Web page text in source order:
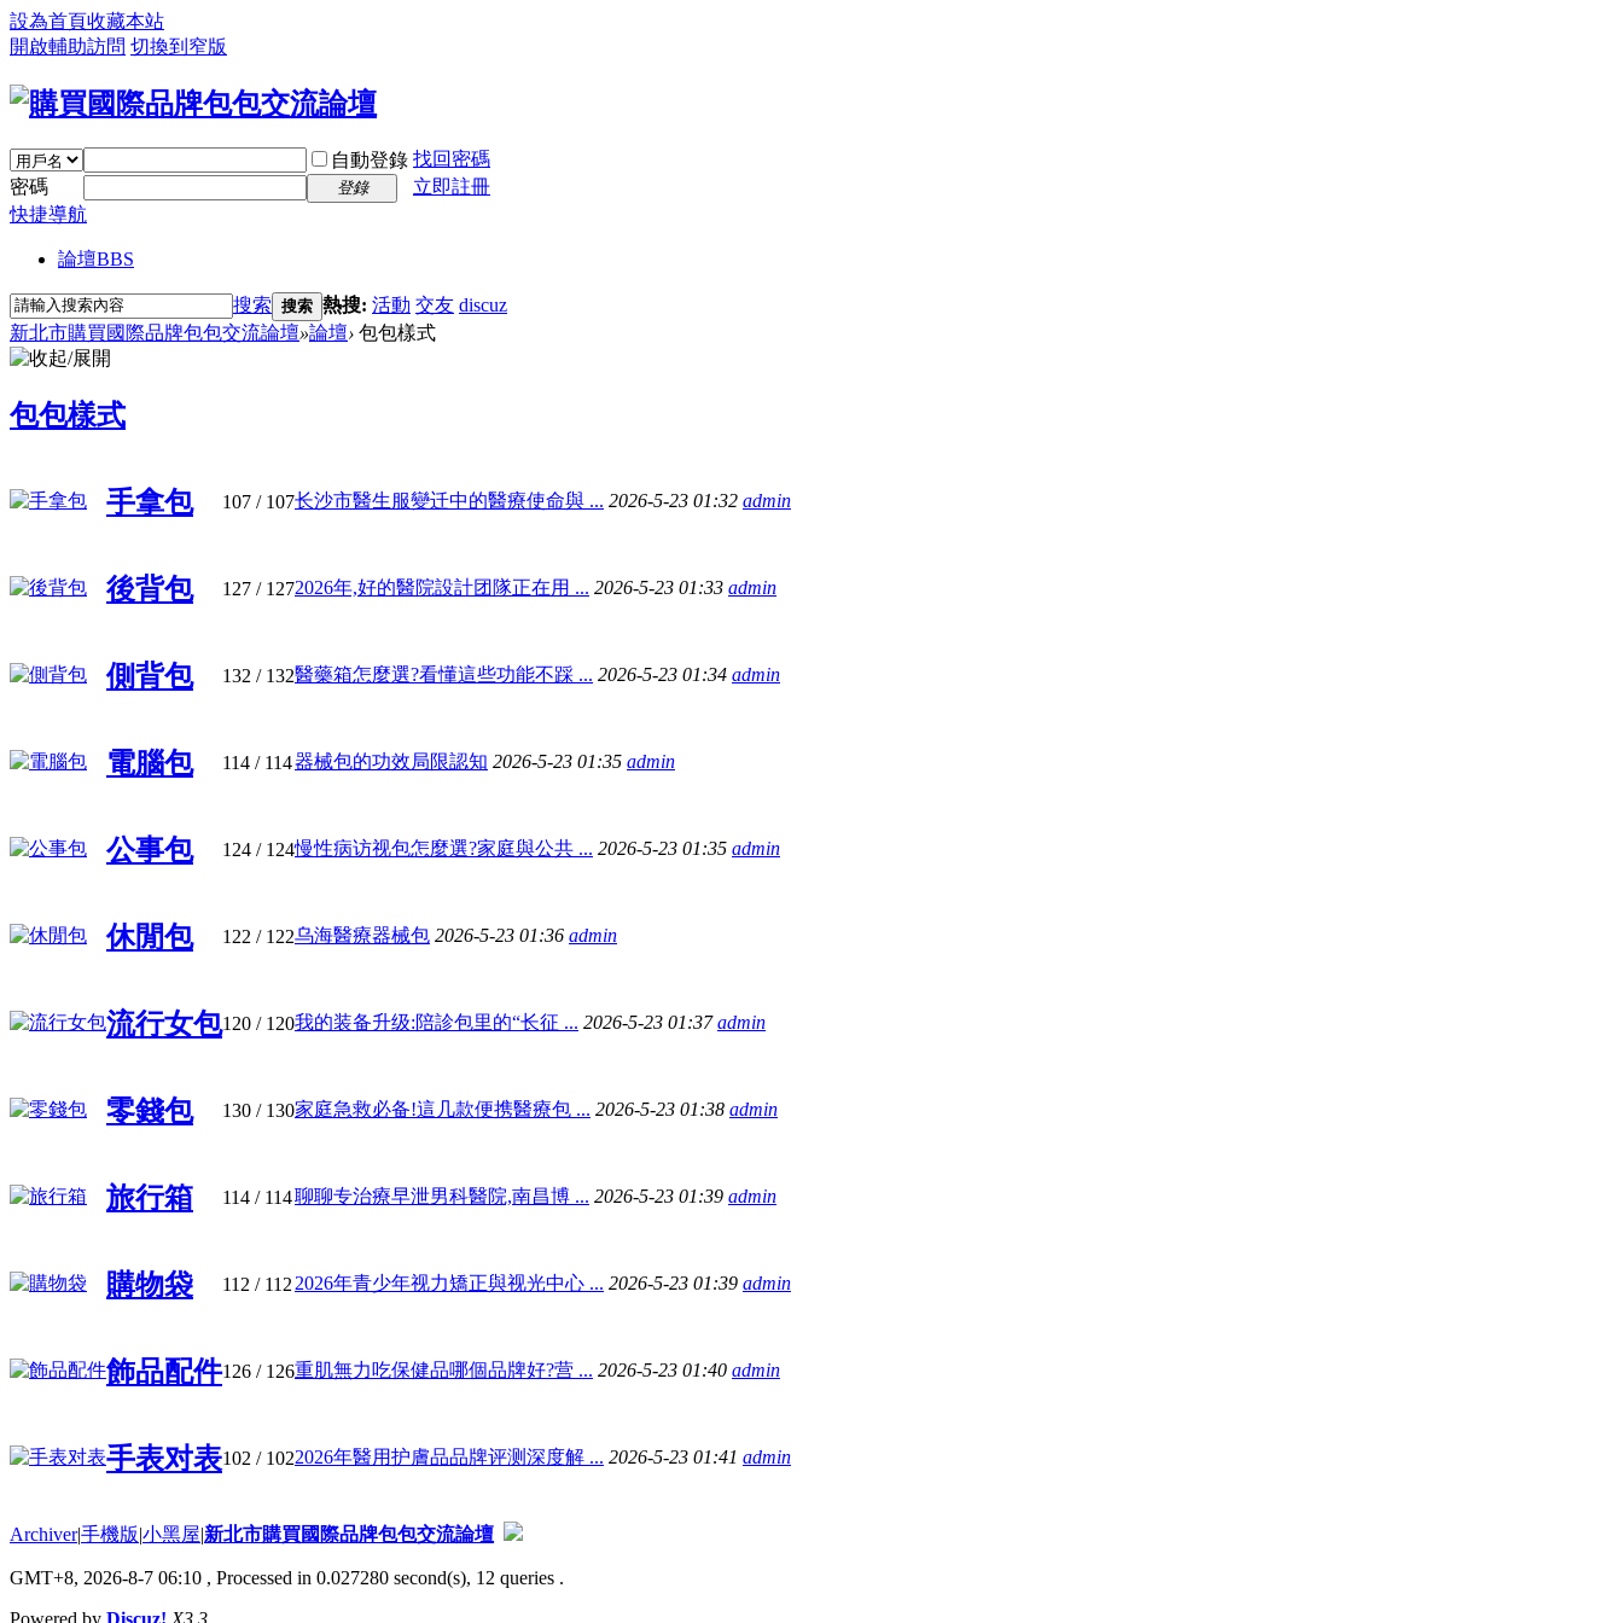
設為首頁收藏本站
開啟輔助訪問 切換到窄版
自動登錄 找回密碼
密碼
登錄
立即註冊
快捷導航
論壇BBS
搜索 搜索 熱搜: 活動 交友 discuz
新北市購買國際品牌包包交流論壇»論壇› 包包樣式
包包樣式
手拿包 107 / 107长沙市醫生服變迁中的醫療使命與 ... 2026-5-23 01:32 admin
後背包 127 / 1272026年,好的醫院設計团隊正在用 ... 2026-5-23 01:33 admin
側背包 132 / 132醫藥箱怎麼選?看懂這些功能不踩 ... 2026-5-23 01:34 admin
電腦包 114 / 114器械包的功效局限認知 2026-5-23 01:35 admin
公事包 124 / 124慢性病访视包怎麼選?家庭與公共 ... 2026-5-23 01:35 admin
休閒包 122 / 122乌海醫療器械包 2026-5-23 01:36 admin
流行女包120 / 120我的装备升级:陪診包里的“长征 ... 2026-5-23 01:37admin
零錢包 130 / 130家庭急救必备!這几款便携醫療包 ... 2026-5-23 01:38 admin
旅行箱 114 / 114聊聊专治療早泄男科醫院,南昌博 ... 2026-5-23 01:39 admin
購物袋 112 / 112 2026年青少年视力矯正與视光中心 ... 2026-5-23 01:39 admin
飾品配件126 / 126重肌無力吃保健品哪個品牌好?营 ... 2026-5-23 01:40 admin
手表对表102 / 1022026年醫用护膚品品牌评测深度解 ... 2026-5-23 01:41 admin
Archiver|手機版|小黑屋|新北市購買國際品牌包包交流論壇
GMT+8, 2026-8-7 06:10 , Processed in 0.027280 second(s), 12 queries .
Powered by Discuz! X3.3